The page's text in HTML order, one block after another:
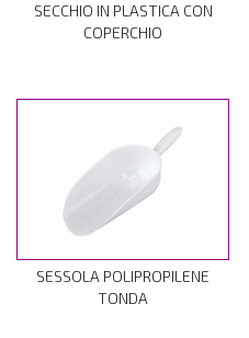
SECCHIO IN PLASTICA CON
COPERCHIO
SESSOLA POLIPROPILENE
TONDA